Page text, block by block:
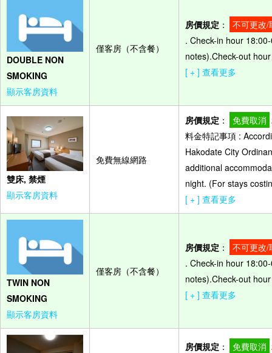
DOUBLE NON
SMOKING
顯示客房資料
僅客房（不含餐）
房價規定 ：
不可更改/
. Check-in hour
notes).Check-out
[ + ] 查看更多
雙床, 禁煙
顯示客房資料
免費無線網路
房價規定 ： 免費取消
料金特記事項 :
Hakodate City
additional
night. (For stays
[ + ] 查看更多
TWIN NON
SMOKING
顯示客房資料
僅客房（不含餐）
房價規定 ：
不可更改/
. Check-in hour
notes).Check-out
[ + ] 查看更多
房價規定 ： 免費取消